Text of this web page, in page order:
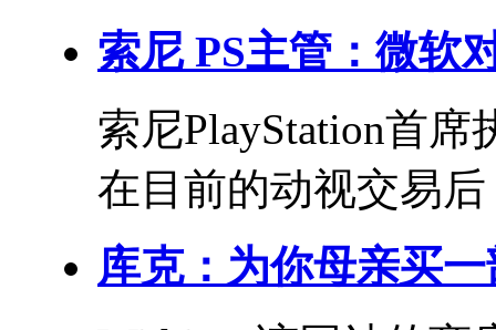
索尼 PS主管：微软
索尼PlayStation首席
在目前的动视交易
库克：为你母亲买